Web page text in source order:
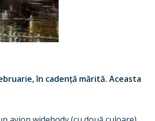
în cadență mărită. Aceasta